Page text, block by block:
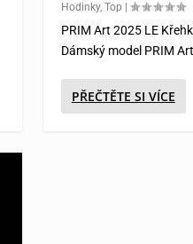
Hodinky, Top
PRIM Art 2025 LE
Dámský model PRIM
PŘEČTĚTE SI VÍCE